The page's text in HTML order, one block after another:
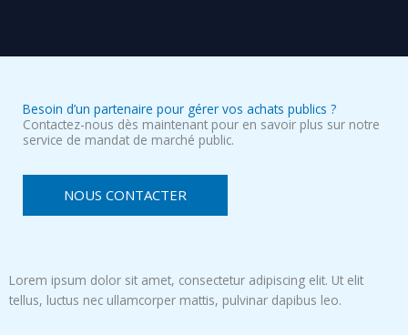
Besoin d’un partenaire pour gérer vos achats publics ?
Contactez-nous dès maintenant pour en savoir plus sur notre
service de mandat de marché public.
NOUS CONTACTER
Lorem ipsum dolor sit amet, consectetur adipiscing elit. Ut elit
tellus, luctus nec ullamcorper mattis, pulvinar dapibus leo.